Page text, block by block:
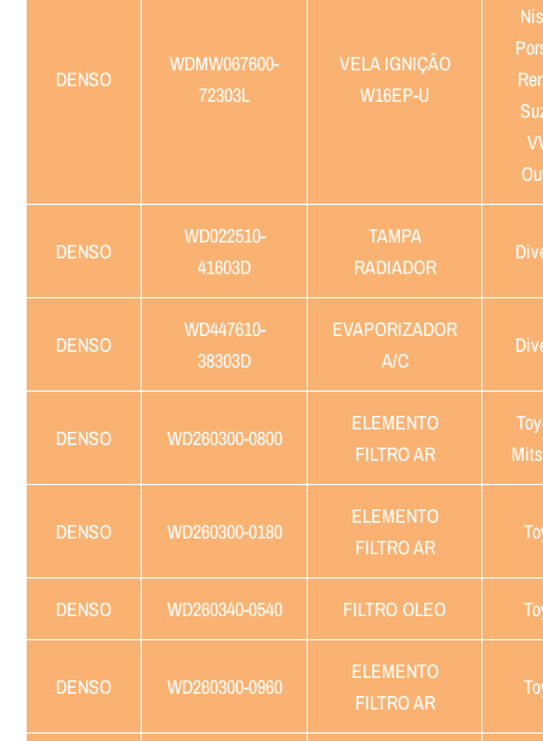
DENSO
WDMW067600-
72303L
VELA IGNIÇÃO
W16EP-U
DENSO
WD022510-
41603D
TAMPA
RADIADOR
DENSO
WD447610-
38303D
EVAPORIZADOR
A/C
DENSO WD260300-0800
ELEMENTO
FILTRO AR
DENSO WD260300-0180
ELEMENTO
FILTRO AR
DENSO WD260340-0540 FILTRO OLEO
DENSO WD260300-0960
ELEMENTO
FILTRO AR